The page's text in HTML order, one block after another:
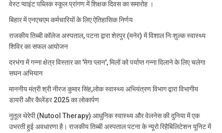
वेस्ट प्वाइंट पब्लिक स्कूल प्रांगण में शिक्षक दिवस का समारोह ।
बिहार में एनएचएम कर्मचारियों के लिए ऐतिहासिक निर्णय
राजकीय तिब्बी कॉलेज अस्पताल, पटना द्वारा शेरपुर (मनेर) में विशाल निःशुल्क स्वास्थ्य
शिविर का सफल आयोजन
दरभंगा में गन्ना क्षेत्र विस्तार का 'मेगा प्लान', मिलों को पर्याप्त गन्ना दिलाने के लिए चलेगा
सघन अभियान
माननीय मंत्री श्री नीरज कुमार सिंह,लोक स्वास्थ्य अभियंत्रण विभाग द्वारा विभागीय
डायरी और कैलेंडर 2025 का लोकार्पण
नुतूल थेरेपी (Nutool Therapy) आधुनिक स्वास्थ्य और वेलनेस की दुनिया में एक
उभरती हुई अवधारणा है। राजकीय तिब्बी अस्पताल पटना के न्यूरो रिहैबिलिटेशन यूनिट में